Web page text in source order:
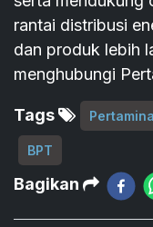
rantai distribusi
dan produk lebih
menghubungi
Tags
BPT
Bagikan